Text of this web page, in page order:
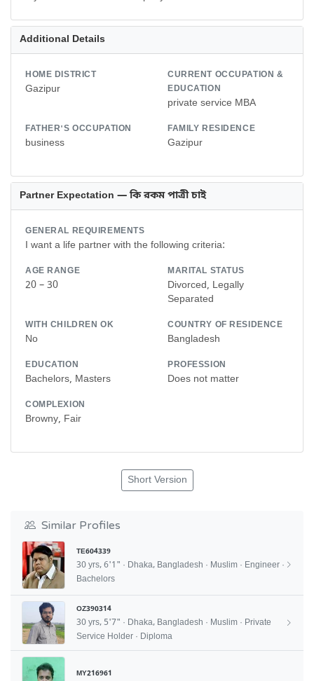
Additional Details
HOME DISTRICT
Gazipur
CURRENT OCCUPATION &
EDUCATION
private service MBA
FATHER'S OCCUPATION
business
FAMILY RESIDENCE
Gazipur
Partner Expectation — কি রকম পাত্রী চাই
GENERAL REQUIREMENTS
I want a life partner with the following criteria:
AGE RANGE
20 – 30
MARITAL STATUS
Divorced, Legally
Separated
WITH CHILDREN OK
No
COUNTRY OF RESIDENCE
Bangladesh
EDUCATION
Bachelors, Masters
PROFESSION
Does not matter
COMPLEXION
Browny, Fair
Short Version
Similar Profiles
TE604339
30 yrs, 6'1" · Dhaka, Bangladesh · Muslim · Engineer ·
Bachelors
OZ390314
30 yrs, 5'7" · Dhaka, Bangladesh · Muslim · Private
Service Holder · Diploma
MY216961